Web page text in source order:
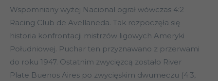
Wspomniany wyżej Nacional ograł wówczas 4:2
Racing Club de Avellaneda. Tak rozpoczęła się
historia konfrontacji mistrzów ligowych Ameryki
Południowej. Puchar ten przyznawano z przerwami
do roku 1947. Ostatnim zwycięzcą zostało River
Plate Buenos Aires po zwycięskim dwumeczu (4:3,